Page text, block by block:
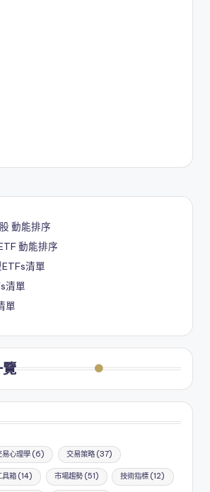
動能排序
動能排序
清單
清單
單
易心理學(6) 交易策略(37)
具箱(14) 市場趨勢(51) 技術指標 (12)